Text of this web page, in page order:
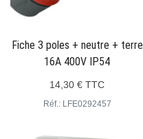
Fiche 3 poles + neutre + terre
16A 400V IP54
14,30 € TTC
Réf.: LFE0292457